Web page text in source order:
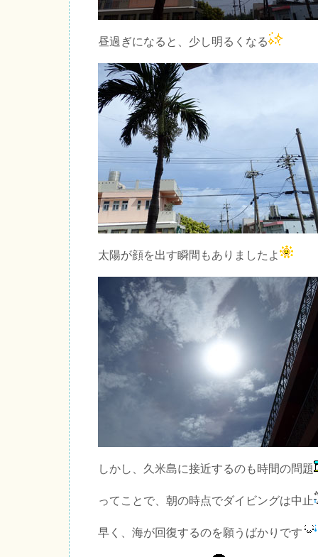
昼過ぎになると、少し明るくなる
太陽が顔を出す瞬間もありましたよ
しかし、久米島に接近するのも時間の問題
ってことで、朝の時点でダイビングは中止
早く、海が回復するのを願うばかりです